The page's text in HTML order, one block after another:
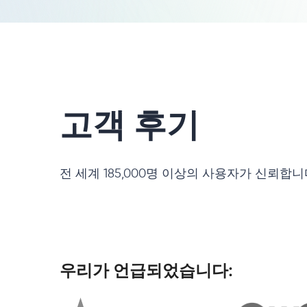
고객 후기
전 세계 185,000명 이상의 사용자가 신뢰합니
우리가 언급되었습니다: